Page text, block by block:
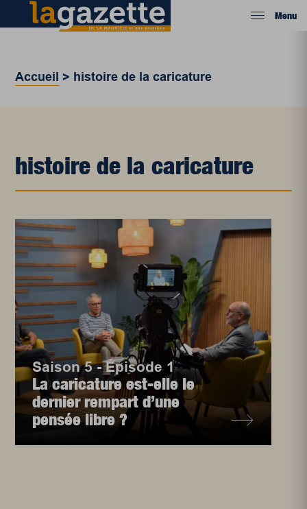
Menu
Accueil > histoire de la caricature
histoire de la caricature
Saison 5 - Épisode 1
La caricature est-elle le
dernier rempart d’une
pensée libre ?